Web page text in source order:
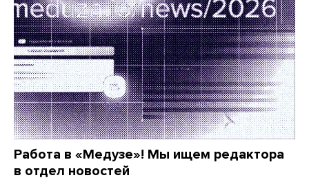
Работа в «Медузе»! Мы ищем редактора
в отдел новостей